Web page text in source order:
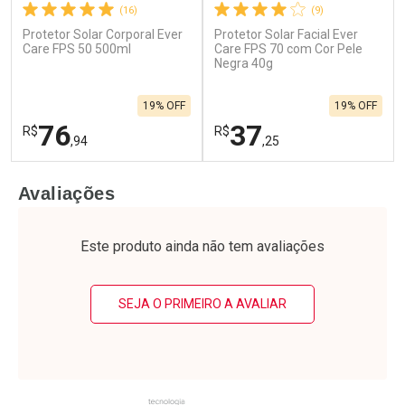
Ativar Desconto Ativar Desconto
Comprar sem Desconto
(16)
Protetor Solar Corporal Ever
Care FPS 50 500ml
R$76,94
19% OFF
Laboratório
Por Menos
(9)
Protetor Solar Facial Ever
Care FPS 70 com Cor Pele
Negra 40g
R$37,25
19% OFF
Laboratório
Por Menos
Avaliações
Este produto ainda não tem avaliações
SEJA O PRIMEIRO A AVALIAR